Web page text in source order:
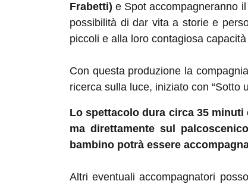
Frabetti)e Spot accompagneranno
possibilità di dar vita a storie e
piccoli e alla loro contagiosa
Con questa produzione la compagnia
ricerca sulla luce, iniziato con “Sotto
Lo spettacolo dura circa 35
ma direttamente sul
bambino potrà essere
Altri eventuali accompagnatori